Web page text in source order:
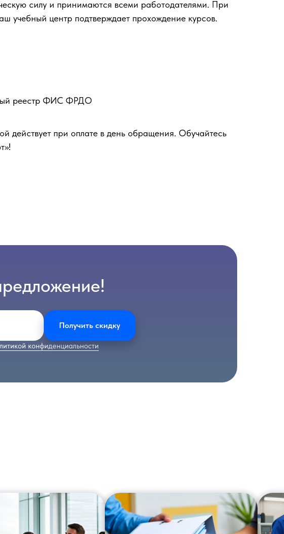
силу и принимаются всеми работодателями. При
учебный центр подтверждает прохождение курсов.
реестр ФИС ФРДО
действует при оплате в день обращения. Обучайтесь
конфиденциальности
Получить скидку